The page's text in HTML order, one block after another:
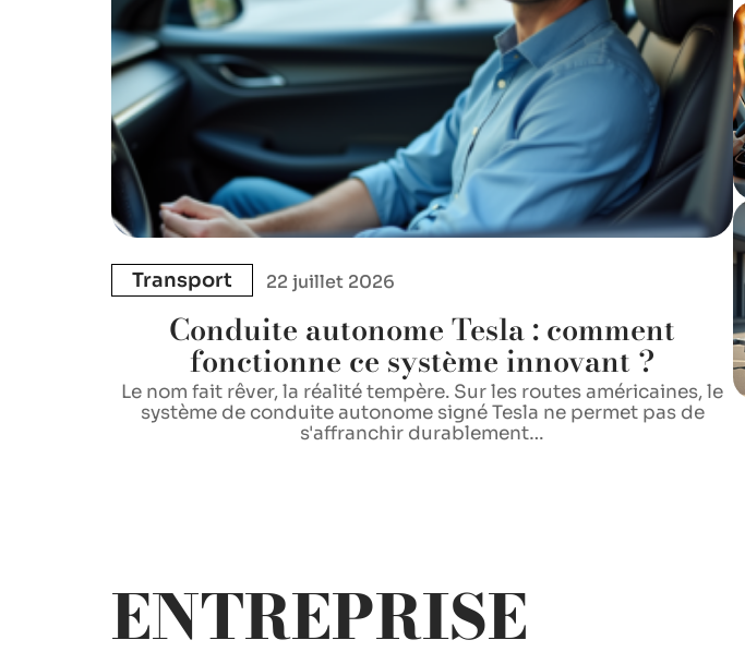
Transport 22 juillet 2026
Conduite autonome Tesla : comment
fonctionne ce système innovant ?
Le nom fait rêver, la réalité tempère. Sur les routes américaines, le
système de conduite autonome signé Tesla ne permet pas de
s'affranchir durablement…
ENTREPRISE